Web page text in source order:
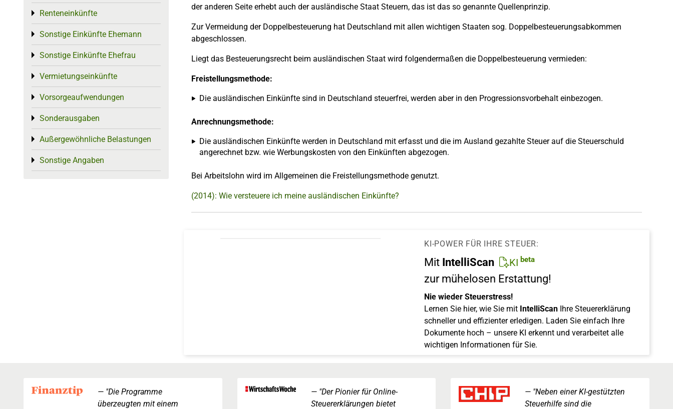
der anderen Seite erhebt auch der ausländische Staat Steuern, das ist das so genannte Quellenprinzip.
Zur Vermeidung der Doppelbesteuerung hat Deutschland mit allen wichtigen Staaten sog. Doppelbesteuerungsabkommen
abgeschlossen.
Liegt das Besteuerungsrecht beim ausländischen Staat wird folgendermaßen die Doppelbesteuerung vermieden:
Freistellungsmethode:
Die ausländischen Einkünfte sind in Deutschland steuerfrei, werden aber in den Progressionsvorbehalt einbezogen.
Anrechnungsmethode:
Die ausländischen Einkünfte werden in Deutschland mit erfasst und die im Ausland gezahlte Steuer auf die Steuerschuld
angerechnet bzw. wie Werbungskosten von den Einkünften abgezogen.
Bei Arbeitslohn wird im Allgemeinen die Freistellungsmethode genutzt.
(2014): Wie versteuere ich meine ausländischen Einkünfte?
KI-POWER FÜR IHRE STEUER:
Mit IntelliScan KI beta
zur mühelosen Erstattung!
Nie wieder Steuerstress!
Lernen Sie hier, wie Sie mit IntelliScan Ihre Steuererklärung
schneller und effizienter erledigen. Laden Sie einfach Ihre
Dokumente hoch – unsere KI erkennt und verarbeitet alle
wichtigen Informationen für Sie.
Renteneinkünfte
Toggle menu
Sonstige Einkünfte Ehemann
Toggle menu
Sonstige Einkünfte Ehefrau
Toggle menu
Vermietungseinkünfte
Toggle menu
Vorsorgeaufwendungen
Toggle menu
Sonderausgaben
Toggle menu
Außergewöhnliche Belastungen
Toggle menu
Sonstige Angaben
Toggle menu
"Die Programme
überzeugten mit einem
"Der Pionier für Online-
Steuererklärungen bietet
"Neben einer KI-gestützten
Steuerhilfe sind die